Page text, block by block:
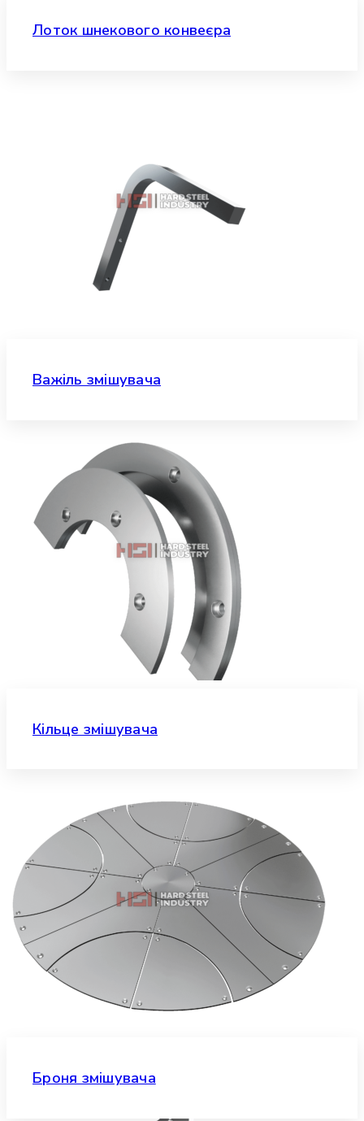
Лоток шнекового конвеєра
Важіль змішувача
Кільце змішувача
Броня змішувача